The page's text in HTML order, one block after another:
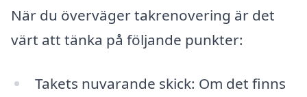
När du överväger takrenovering är det
värt att tänka på följande punkter:
Takets nuvarande skick: Om det finns